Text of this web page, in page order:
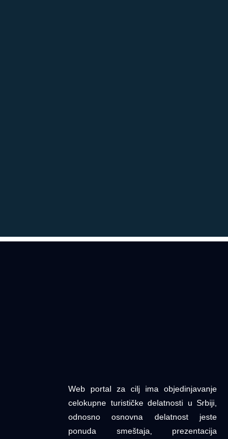
Web portal za cilj ima objedinjavanje
celokupne turističke delatnosti u Srbiji,
odnosno osnovna delatnost jeste
ponuda smeštaja, prezentacija